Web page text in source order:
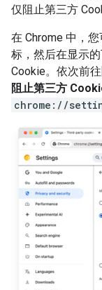
仅阻止第三方
在 Chrome 中，
标，然后在显示
Cookie。依次前往
阻止第三方
chrome://